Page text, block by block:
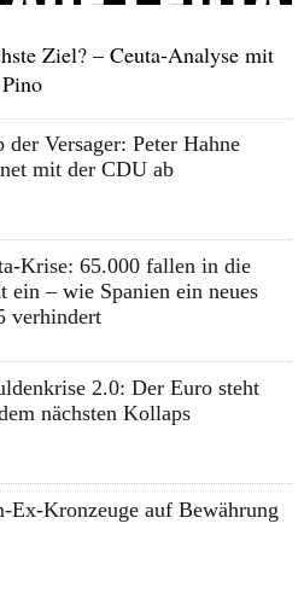
Ziel? – Ceuta-Analyse mit
der Versager: Peter Hahne
mit der CDU ab
Krise: 65.000 fallen in die
ein – wie Spanien ein neues
verhindert
2.0: Der Euro steht
nächsten Kollaps
Ex-Kronzeuge auf Bewährung